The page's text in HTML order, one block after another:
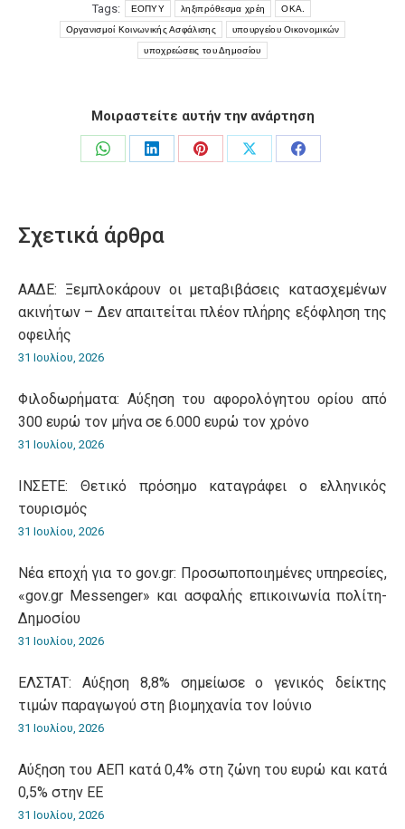
Tags:
ΕΟΠΥΥ ληξιπρόθεσμα χρέη ΟΚΑ.
Οργανισμοί Κοινωνικής Ασφάλισης υπουργείου Οικονομικών
υποχρεώσεις του Δημοσίου
Μοιραστείτε αυτήν την ανάρτηση
Share
Share
Share
Share
Share
Σχετικά άρθρα
ΑΑΔΕ: Ξεμπλοκάρουν οι μεταβιβάσεις κατασχεμένων
ακινήτων – Δεν απαιτείται πλέον πλήρης εξόφληση της
οφειλής
31 Ιουλίου, 2026
Φιλοδωρήματα: Αύξηση του αφορολόγητου ορίου από
300 ευρώ τον μήνα σε 6.000 ευρώ τον χρόνο
31 Ιουλίου, 2026
ΙΝΣΕΤΕ: Θετικό πρόσημο καταγράφει ο ελληνικός
τουρισμός
31 Ιουλίου, 2026
Νέα εποχή για το gov.gr: Προσωποποιημένες υπηρεσίες,
«gov.gr Messenger» και ασφαλής επικοινωνία πολίτη-
Δημοσίου
31 Ιουλίου, 2026
ΕΛΣΤΑΤ: Αύξηση 8,8% σημείωσε ο γενικός δείκτης
τιμών παραγωγού στη βιομηχανία τον Ιούνιο
31 Ιουλίου, 2026
Αύξηση του ΑΕΠ κατά 0,4% στη ζώνη του ευρώ και κατά
0,5% στην ΕΕ
31 Ιουλίου, 2026